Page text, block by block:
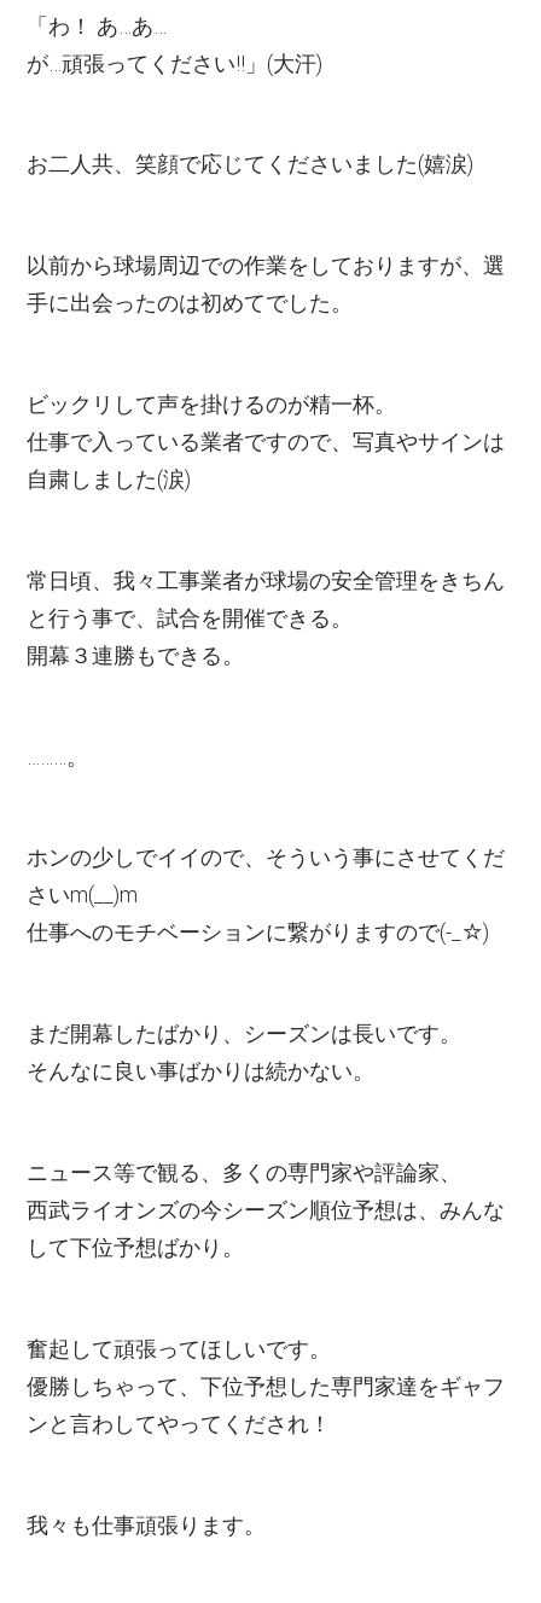
「わ！ あ…あ…
が…頑張ってください!!」(大汗)
お二人共、笑顔で応じてくださいました(嬉涙)
以前から球場周辺での作業をしておりますが、選
手に出会ったのは初めてでした。
ビックリして声を掛けるのが精一杯。
仕事で入っている業者ですので、写真やサインは
自粛しました(涙)
常日頃、我々工事業者が球場の安全管理をきちん
と行う事で、試合を開催できる。
開幕３連勝もできる。
………。
ホンの少しでイイので、そういう事にさせてくだ
さいm(__)m
仕事へのモチベーションに繋がりますので(-_☆)
まだ開幕したばかり、シーズンは長いです。
そんなに良い事ばかりは続かない。
ニュース等で観る、多くの専門家や評論家、
西武ライオンズの今シーズン順位予想は、みんな
して下位予想ばかり。
奮起して頑張ってほしいです。
優勝しちゃって、下位予想した専門家達をギャフ
ンと言わしてやってくだされ！
我々も仕事頑張ります。